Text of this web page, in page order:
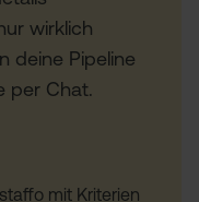
wirklich
deine Pipeline
per Chat.